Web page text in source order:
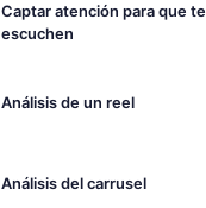
Captar atención para que te
escuchen
Análisis de un reel
Análisis del carrusel